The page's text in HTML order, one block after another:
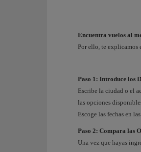
Encuentra vuelos al
Por ello, te explicamos
Paso 1: Introduce los
Escribe la ciudad o el
las opciones
Escoge las fechas en
Paso 2: Compara las
Una vez que hayas